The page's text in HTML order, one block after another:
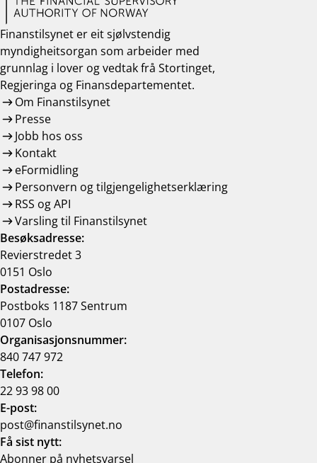
Finanstilsynet er eit sjølvstendig
myndigheitsorgan som arbeider med
grunnlag i lover og vedtak frå Stortinget,
Regjeringa og Finansdepartementet.
Om Finanstilsynet
Presse
Jobb hos oss
Kontakt
eFormidling
Personvern og tilgjengelighetserklæring
RSS og API
Varsling til Finanstilsynet
Besøksadresse:
Revierstredet 3
0151 Oslo
Postadresse:
Postboks 1187 Sentrum
0107 Oslo
Organisasjonsnummer:
840 747 972
Telefon:
22 93 98 00
E-post:
post@finanstilsynet.no
Få sist nytt:
Abonner på nyhetsvarsel